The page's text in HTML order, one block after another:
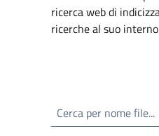
ricerca web di
ricerche al suo
Cerca per nome file